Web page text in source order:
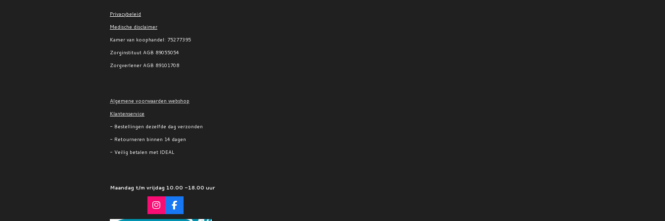
Privacybeleid
Medische disclaimer
Kamer van koophandel: 75277395
Zorginstituut AGB 89055054
Zorgverlener AGB 89101708
Algemene voorwaarden webshop
Klantenservice
- Bestellingen dezelfde dag verzonden
- Retourneren binnen 14 dagen
- Veilig betalen met IDEAL
Maandag t/m vrijdag 10.00 -18.00 uur
I
n
F
a